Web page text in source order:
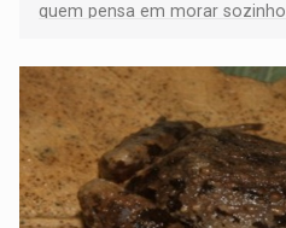
quem pensa em morar sozinho